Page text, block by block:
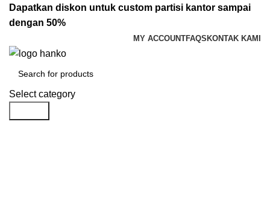
Dapatkan diskon untuk custom partisi kantor sampai
dengan 50%
MY ACCOUNTFAQS KONTAK KAMI
Select category